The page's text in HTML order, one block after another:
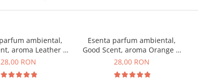
ambiental,
aroma Leather &
Oudh, 20 g
28,00 RON
Esenta parfum ambiental,
Good Scent, aroma Orange &
Fresh Cinnamon, 20 g
28,00 RON